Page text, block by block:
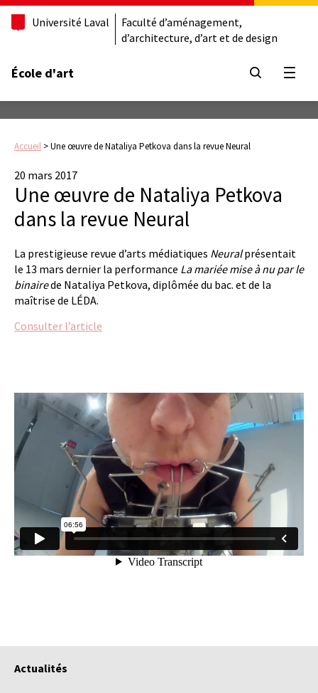
Université Laval
Faculté d’aménagement,
d’architecture, d’art et de design
École d'art
Accueil >Une œuvre de Nataliya Petkova dans la revue Neural
20 mars 2017
Une œuvre de Nataliya Petkova
dans la revue Neural
La prestigieuse revue d’arts médiatiques Neuralprésentait
le 13 mars dernier la performance La mariée mise à nu par le
binairede Nataliya Petkova, diplômée du bac. et de la
maîtrise de LÉDA.
Consulter l’article
Actualités